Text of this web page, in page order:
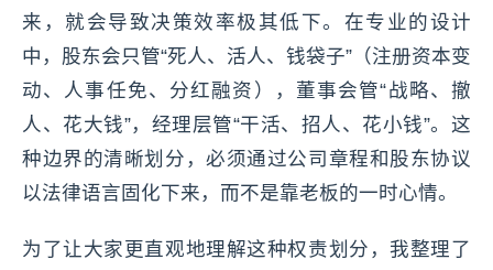
来，就会导致决策效率极其低下。在专业的设计
中，股东会只管“死人、活人、钱袋子”（注册资本变
动、人事任免、分红融资），董事会管“战略、撤
人、花大钱”，经理层管“干活、招人、花小钱”。这
种边界的清晰划分，必须通过公司章程和股东协议
以法律语言固化下来，而不是靠老板的一时心情。
为了让大家更直观地理解这种权责划分，我整理了